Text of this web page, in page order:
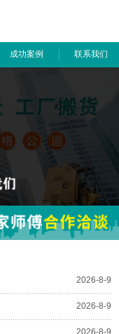
成功案例 联系我们
2026-8-9
2026-8-9
2026-8-9